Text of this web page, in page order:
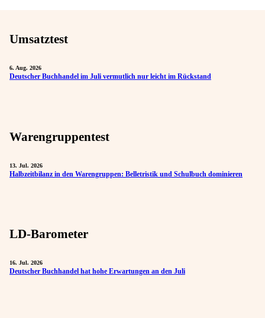
Umsatztest
6. Aug. 2026
Deutscher Buchhandel im Juli vermutlich nur leicht im Rückstand
Warengruppentest
13. Jul. 2026
Halbzeitbilanz in den Warengruppen: Belletristik und Schulbuch dominieren
LD-Barometer
16. Jul. 2026
Deutscher Buchhandel hat hohe Erwartungen an den Juli